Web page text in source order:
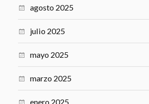
agosto 2025
julio 2025
mayo 2025
marzo 2025
enero 2025